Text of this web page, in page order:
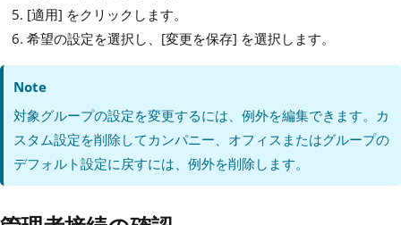
[適用] をクリックします。
希望の設定を選択し、[変更を保存] を選択します。
Note
対象グループの設定を変更するには、例外を編集できます。カ
スタム設定を削除してカンパニー、オフィスまたはグループの
デフォルト設定に戻すには、例外を削除します。